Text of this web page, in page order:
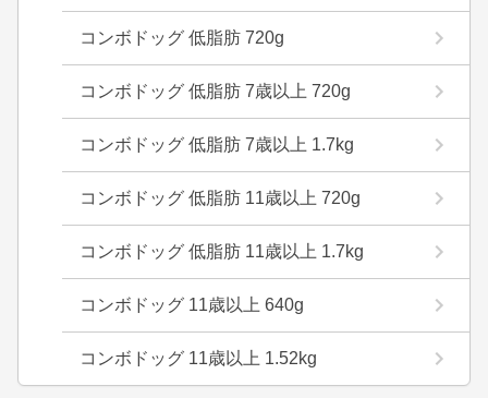
コンボドッグ 低脂肪 720g
コンボドッグ 低脂肪 7歳以上 720g
コンボドッグ 低脂肪 7歳以上 1.7kg
コンボドッグ 低脂肪 11歳以上 720g
コンボドッグ 低脂肪 11歳以上 1.7kg
コンボドッグ 11歳以上 640g
コンボドッグ 11歳以上 1.52kg